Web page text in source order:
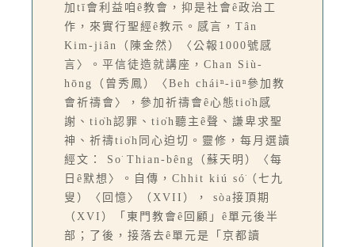
加tī會利益咱ê教會，抑是社會ê政治工
作，來實行聖經ê教示。感言，Tân
Kim-jiân（陳金然）〈公報1000號感
言〉。平信徒造就講座，Chan Siù-
hōng（曾秀鳳）〈Beh cháiⁿ-iūⁿ參加教
會祈禱會〉，參加祈禱會ê心態tio̍h感
謝、tio̍h認罪、tio̍h聽主ê聲、謙卑求聖
神、祈禱tio̍h同心迫切。靈修，每月選讀
經文： So͘ Thian-bêng（蘇天明）〈每
日ê默想〉。自傳，Chhit kiú só͘（七九
叟）〈回憶〉（XVII）， sòa接頂期
（XVI）「東門教會ê回顧」ê單元後半
部；了後，接落去ê單元是「京都讀